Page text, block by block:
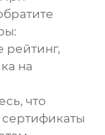
рейтинг,
на
что